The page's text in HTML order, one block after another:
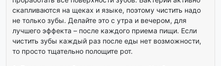
скапливаются на щеках и языке, поэтому чистить надо
не только зубы. Делайте это с утра и вечером, для
лучшего эффекта – после каждого приема пищи. Если
чистить зубы каждый раз после еды нет возможности,
то просто тщательно полощите рот.